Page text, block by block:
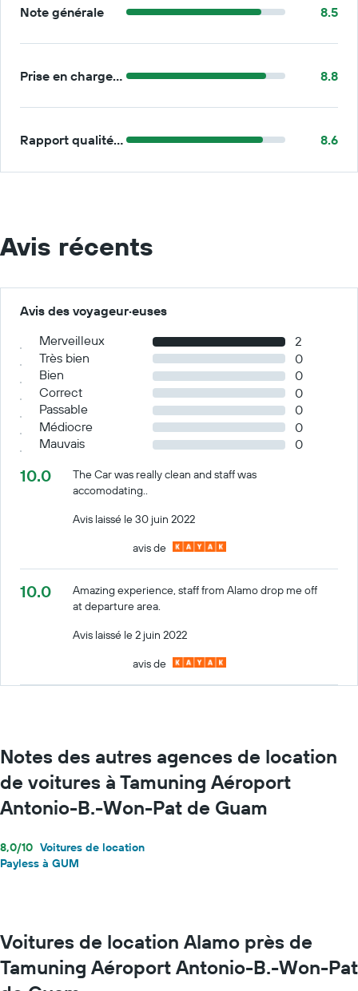
Note générale 8.5
Prise en charge/retour 8.8
Rapport qualité/prix 8.6
Avis récents
Avis des voyageur·euses
Merveilleux
2
Très bien
0
Bien
0
Correct
0
Passable
0
Médiocre
0
Mauvais
0
10.0
The Car was really clean and staff was
accomodating..
Avis laissé le 30 juin 2022
avis de
10.0
Amazing experience, staff from Alamo drop me off
at departure area.
Avis laissé le 2 juin 2022
avis de
Notes des autres agences de location
de voitures à Tamuning Aéroport
Antonio-B.-Won-Pat de Guam
8,0/10 Voitures de location
Payless à GUM
Voitures de location Alamo près de
Tamuning Aéroport Antonio-B.-Won-Pat